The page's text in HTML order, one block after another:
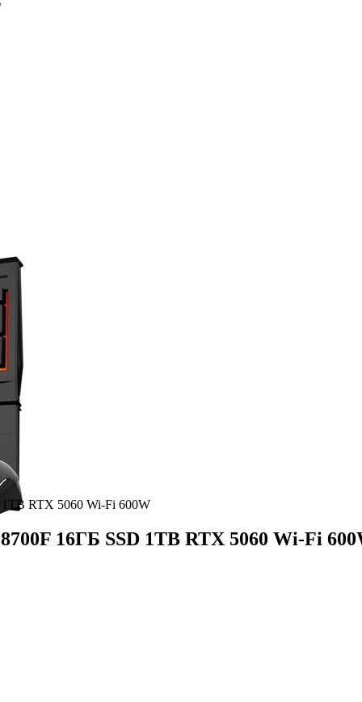
RTX 5060 Wi-Fi 600W
16ГБ SSD 1TB RTX 5060 Wi-Fi